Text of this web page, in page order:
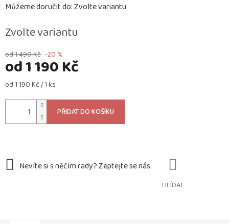
od 1 490 Kč –20 %
od1 190 Kč
Měrná
od 1 190 Kč / 1 ks
Zvolte variantu
Můžeme doručit do:Zvolte variantu
PŘIDAT DO KOŠÍKU
HLÍDAT